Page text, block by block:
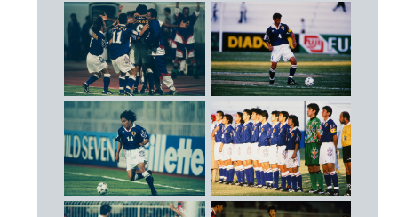
1996.12.15
準々決勝 クウェート
● 0 - 2
ベスト８
4 井原 正巳（横浜マリノス） Cap.
5
小村 徳男（横浜マリノス）
12 路木 龍次（サンフレッチェ広島）
16 斉藤 俊秀（清水エスパルス）
17 秋田 豊（鹿島アントラーズ）
MF
6 山口 素弘（横浜フリューゲルス）
7 本田 泰人（鹿島アントラーズ）